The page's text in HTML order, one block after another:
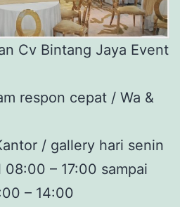
Cv Bintang Jaya Event
respon cepat / Wa &
/ gallery hari senin
08:00 – 17:00 sampai
– 14:00